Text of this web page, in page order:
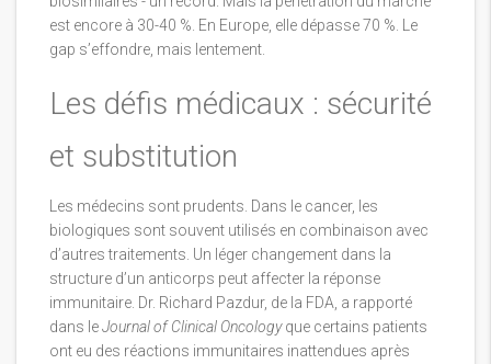
est encore à 30-40 %. En Europe, elle dépasse 70 %. Le
gap s’effondre, mais lentement.
Les défis médicaux : sécurité
et substitution
Les médecins sont prudents. Dans le cancer, les
biologiques sont souvent utilisés en combinaison avec
d’autres traitements. Un léger changement dans la
structure d’un anticorps peut affecter la réponse
immunitaire. Dr. Richard Pazdur, de la FDA, a rapporté
dans leJournal of Clinical Oncologyque certains patients
ont eu des réactions immunitaires inattendues après